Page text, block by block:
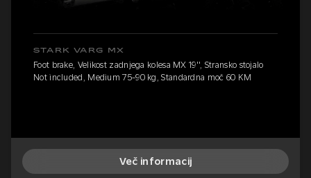
STARK VARG MX
Foot brake, Velikost zadnjega kolesa MX 19'', Stransko stojalo
Not included, Medium 75-90 kg, Standardna moč 60 KM
Več informacij